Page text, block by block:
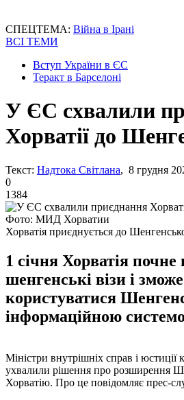
СПЕЦТЕМА: Війна в Ірані
ВСІ ТЕМИ
Вступ України в ЄС
Теракт в Барселоні
У ЄС схвалили
Хорватії до
Текст: Надтока Світлана, 8 грудня
0
1384
Фото: МИД Хорватии
Хорватія приєднується до
1 січня Хорватія почне
шенгенські візи і
користуватися
інформаційною
Міністри внутрішніх справ і юстиції
ухвалили рішення про розширення
Хорватію. Про це повідомляє прес-